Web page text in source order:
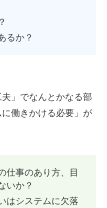
るか？
」でなんとかなる部
働きかける必要」が
仕事のあり方、目
いか？
はシステムに欠落